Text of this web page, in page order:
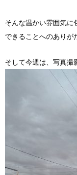
そんな温かい雰囲気に
できることへのあり
そして今週は、写真撮